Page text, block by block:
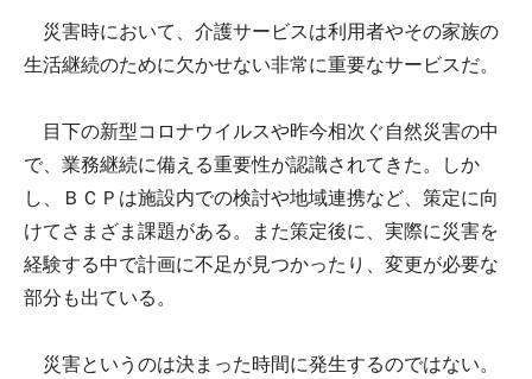
災害時において、介護サービスは利用者やその家族の
生活継続のために欠かせない非常に重要なサービスだ。
目下の新型コロナウイルスや昨今相次ぐ自然災害の中
で、業務継続に備える重要性が認識されてきた。しか
し、ＢＣＰは施設内での検討や地域連携など、策定に向
けてさまざま課題がある。また策定後に、実際に災害を
経験する中で計画に不足が見つかったり、変更が必要な
部分も出ている。
災害というのは決まった時間に発生するのではない。